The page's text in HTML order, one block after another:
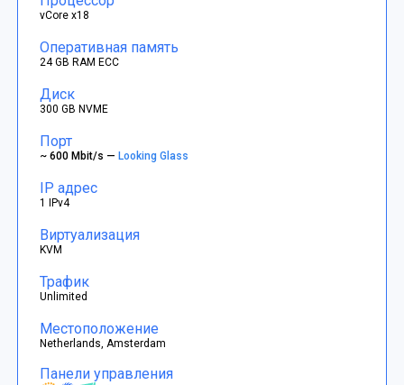
vCore x18
Оперативная память
24 GB RAM ECC
Диск
300 GB NVME
Порт
~ 600 Mbit/s —Looking Glass
IP адрес
1 IPv4
Виртуализация
KVM
Трафик
Unlimited
Местоположение
Netherlands, Amsterdam
Панели управления